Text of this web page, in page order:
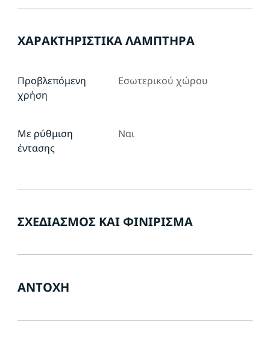
ΧΑΡΑΚΤΗΡΙΣΤΙΚΆ ΛΑΜΠΤΉΡΑ
Προβλεπόμενη
χρήση
Εσωτερικού χώρου
Με ρύθμιση
έντασης
Ναι
ΣΧΕΔΙΑΣΜΌΣ ΚΑΙ ΦΙΝΊΡΙΣΜΑ
ΑΝΤΟΧΉ